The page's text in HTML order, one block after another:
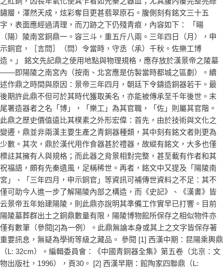
鏽層，渾然天成，炫彩奪目更甚翡翠原石。腹側刻有銘文三十五
字，表面應經過清理，而刀跡之下仍殘青痕，內容如下： 「䁑
（陽）陵南宮銅鼎一。容三斗，重五斤八兩。三年四日（月），申
示銅官，［言問］（問）令當時，守丞（承）千秋。佐樂工博
造。」 銘文先記鼎之使用地點與物理規格，應存放於漢景帝之陵墓
——即陽陵之南宮內（按南、北宮應是仿製當時都城之區劃）。續
述作鼎之時間與原因：景帝三年四月，朝廷下令鑄造銅器若干。最
後期許此鼎不但可於其時代獲取美名，亦能被傳承至千年後世。末
尾署造器者之名「博」，「樂工」為其官職，「佐」則屬其官階。
此鼎之歷史價值遠比其樸素之外形宏偉：首先，由於技術與文化之
變遷，鼎並非兩漢主要生產之青銅器種類，其中刻有銘文者則更為
少數。其次，鼎於漢代用作食器甚於禮器，故縱有銘文，大多也僅
標註其擁有人與規格；而此器之背景相對完整，甚至載有作者和其
祝福語，頗有先秦遺風，足稱稀世。再者，銘文中又提及「陽陵南
宮」、「三年四月，申示銅官」等資訊可補傳世資料之不足：其不
僅可助今人進一步了解陽陵內部之構造，而《史記》、《漢書》皆
云景帝五年始建陽陵，則此鼎亦說明其準備工作實早已打響。目前
陽陵墓葬群出土之銅鼎數量有限，陽陵博物館所保存之相似物件亦
僅有數筆（參閱[2]為一例）。此鼎無論本身或其上之文字皆保存著
重要訊息，無疑為學術等級之藏品。 參閱 [1] 西漢中期：昆陽乘輿鼎
（L: 32cm）。編輯委員會：《中國青銅器全集》第五卷（北京：文
物出版社，1996），頁30。 [2] 西漢早期：館陶家四聯鼎（L: